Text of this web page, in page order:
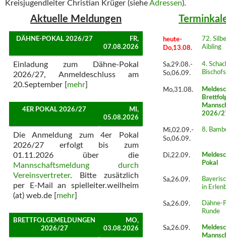
Kreisjugendleiter Christian Krüger (sieheAdressen).
Aktuelle Meldungen
DÄHNE-POKAL 2026/27
FR,
07.08.2026
Einladung zum Dähne-Pokal
2026/27, Anmeldeschluss am
20.September [mehr]
4ER POKAL 2026/27
MI,
05.08.2026
Die Anmeldung zum 4er Pokal
2026/27 erfolgt bis zum
01.11.2026 über die
Mannschaftsmeldung durch
Vereinsvertreter. Bitte zusätzlich
per E-Mail an spielleiter.weilheim
(at) web.de [mehr]
BRETTFOLGEMELDUNGEN
2026/27
MO,
03.08.2026
heute-
Do,13.08.
72.
Aibling
Sa,29.08.-
So,06.09.
4.
Mo,31.08.
2026/
Mi,02.09.-
So,06.09.
8.
Di,22.09.
Pokal
Sa,26.09.
in
Sa,26.09.
Dähne-
Runde
Sa,26.09.